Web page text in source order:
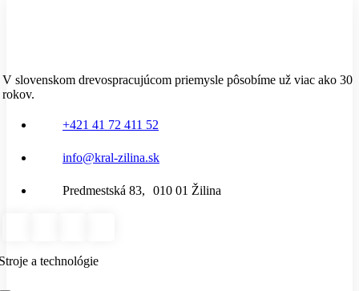
V slovenskom drevospracujúcom priemysle pôsobíme už viac ako 30
rokov.
+421 41 72 411 52
info@kral-zilina.sk
Predmestská 83, 010 01 Žilina
a technológie